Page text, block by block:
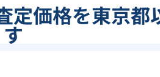
定価格を東京
す